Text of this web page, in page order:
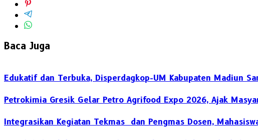
Baca Juga
Edukatif dan Terbuka, Disperdagkop-UM Kabupaten Madiun
Petrokimia Gresik Gelar Petro Agrifood Expo 2026, Ajak
Integrasikan Kegiatan Tekmas dan Pengmas Dosen,